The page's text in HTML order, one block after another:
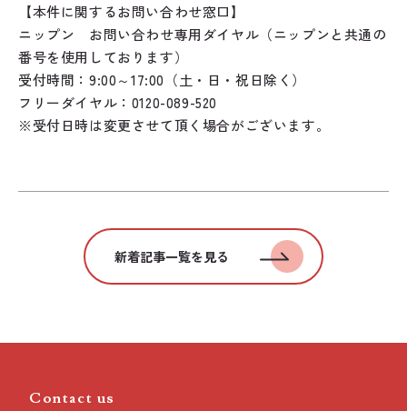
【本件に関するお問い合わせ窓口】
ニップン お問い合わせ専用ダイヤル（ニップンと共通の
番号を使用しております）
受付時間：9:00～17:00（土・日・祝日除く）
フリーダイヤル：0120-089-520
※受付日時は変更させて頂く場合がございます。
新着記事一覧を見る
Contact us